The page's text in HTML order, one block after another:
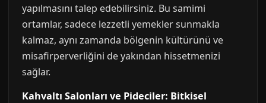
yapılmasını talep edebilirsiniz. Bu samimi
ortamlar, sadece lezzetli yemekler sunmakla
kalmaz, aynı zamanda bölgenin kültürünü ve
misafirperverliğini de yakından hissetmenizi
sağlar.
Kahvaltı Salonları ve Pideciler: Bitkisel